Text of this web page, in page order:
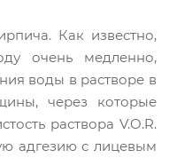
Как известно,
очень медленно,
воды в растворе в
через которые
раствора V.O.R.
адгезию с лицевым